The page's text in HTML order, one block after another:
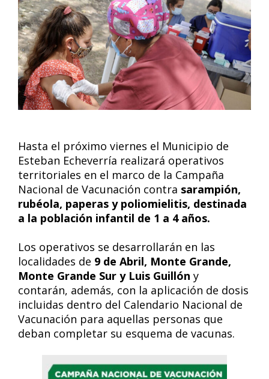
Hasta el próximo viernes el Municipio de
Esteban Echeverría realizará operativos
territoriales en el marco de la Campaña
Nacional de Vacunación contra sarampión,
rubéola, paperas y poliomielitis, destinada
a la población infantil de 1 a 4 años.
Los operativos se desarrollarán en las
localidades de 9 de Abril, Monte Grande,
Monte Grande Sur y Luis Guillón y
contarán, además, con la aplicación de dosis
incluidas dentro del Calendario Nacional de
Vacunación para aquellas personas que
deban completar su esquema de vacunas.